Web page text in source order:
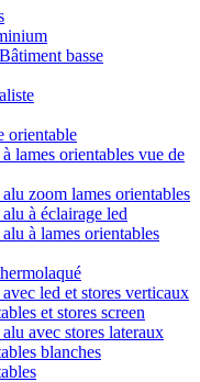
basse
orientable
lames orientables vue de
zoom lames orientables
à éclairage led
à lames orientables
led et stores verticaux
et stores screen
avec stores lateraux
blanches